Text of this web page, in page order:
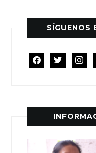
SÍGUENOS
facebooktwitter